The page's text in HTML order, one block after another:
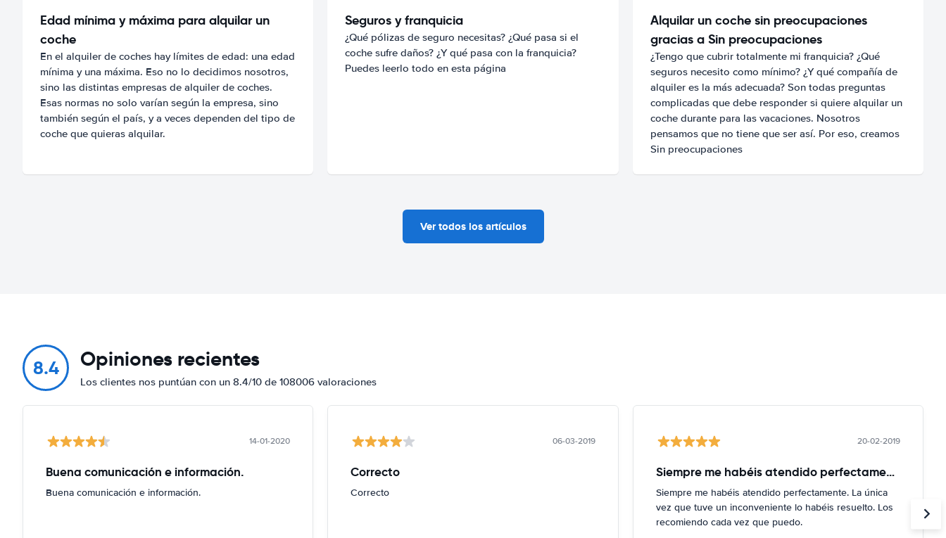
Edad mínima y máxima para alquilar un
coche
En el alquiler de coches hay límites de edad: una edad
mínima y una máxima. Eso no lo decidimos nosotros,
sino las distintas empresas de alquiler de coches.
Esas normas no solo varían según la empresa, sino
también según el país, y a veces dependen del tipo de
coche que quieras alquilar.
Seguros y franquicia
¿Qué pólizas de seguro necesitas? ¿Qué pasa si el
coche sufre daños? ¿Y qué pasa con la franquicia?
Puedes leerlo todo en esta página
Alquilar un coche sin preocupaciones
gracias a Sin preocupaciones
¿Tengo que cubrir totalmente mi franquicia? ¿Qué
seguros necesito como mínimo? ¿Y qué compañía de
alquiler es la más adecuada? Son todas preguntas
complicadas que debe responder si quiere alquilar un
coche durante para las vacaciones. Nosotros
pensamos que no tiene que ser así. Por eso, creamos
Sin preocupaciones
Ver todos los artículos
8.4 Opiniones recientes
Los clientes nos puntúan con un 8.4/10 de 108006 valoraciones
14-01-2020
Buena comunicación e información.
Buena comunicación e información.
06-03-2019
Correcto
Correcto
20-02-2019
Siempre me habéis atendido perfectamente
Siempre me habéis atendido perfectamente. La única
vez que tuve un inconveniente lo habéis resuelto. Los
recomiendo cada vez que puedo.